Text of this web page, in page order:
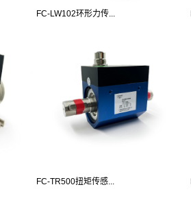
FC-LW102环形力传...
FC-TR500扭矩传感...